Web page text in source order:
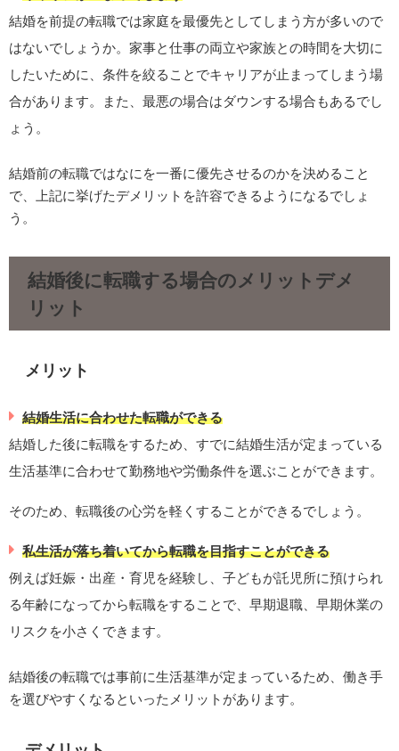
結婚を前提の転職では家庭を最優先としてしまう方が多いので
はないでしょうか。家事と仕事の両立や家族との時間を大切に
したいために、条件を絞ることでキャリアが止まってしまう場
合があります。また、最悪の場合はダウンする場合もあるでし
ょう。
結婚前の転職ではなにを一番に優先させるのかを決めること
で、上記に挙げたデメリットを許容できるようになるでしょ
う。
結婚後に転職する場合のメリットデメ
リット
メリット
結婚生活に合わせた転職ができる
結婚した後に転職をするため、すでに結婚生活が定まっている
生活基準に合わせて勤務地や労働条件を選ぶことができます。
そのため、転職後の心労を軽くすることができるでしょう。
私生活が落ち着いてから転職を目指すことができる
例えば妊娠・出産・育児を経験し、子どもが託児所に預けられ
る年齢になってから転職をすることで、早期退職、早期休業の
リスクを小さくできます。
結婚後の転職では事前に生活基準が定まっているため、働き手
を選びやすくなるといったメリットがあります。